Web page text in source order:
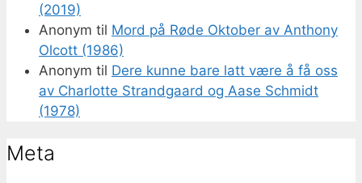
(2019)
Anonym til Mord på Røde Oktober av Anthony
Olcott (1986)
Anonym til Dere kunne bare latt være å få oss
av Charlotte Strandgaard og Aase Schmidt
(1978)
Meta